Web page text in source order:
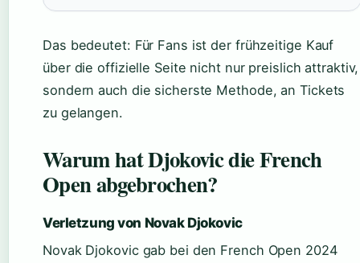
Das bedeutet: Für Fans ist der frühzeitige Kauf
über die offizielle Seite nicht nur preislich attraktiv,
sondern auch die sicherste Methode, an Tickets
zu gelangen.
Warum hat Djokovic die French
Open abgebrochen?
Verletzung von Novak Djokovic
Novak Djokovic gab bei den French Open 2024